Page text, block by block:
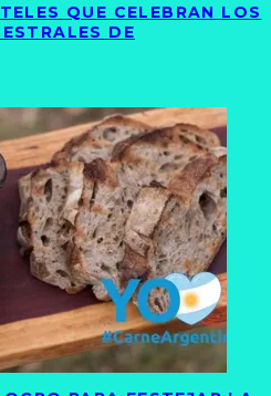
QUE CELEBRAN LOS
DE